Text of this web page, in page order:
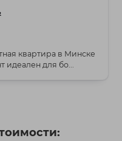
квартира в Минске
идеален для бо...